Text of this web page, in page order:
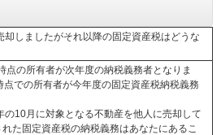
却しましたがそれ以降の固定資産税はどうな
点の所有者が次年度の納税義務者となりま
での所有者が今年度の固定資産税納税義務
の10月に対象となる不動産を他人に売却して
た固定資産税の納税義務はあなたにあるこ